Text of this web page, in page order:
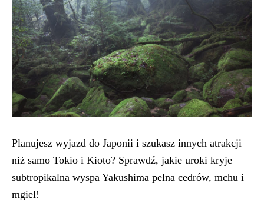
Planujesz wyjazd do Japonii i szukasz innych atrakcji
niż samo Tokio i Kioto? Sprawdź, jakie uroki kryje
subtropikalna wyspa Yakushima pełna cedrów, mchu i
mgieł!